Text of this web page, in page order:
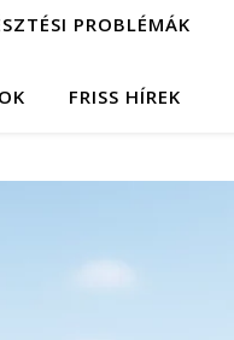
PROBLÉMÁK
FRISS HÍREK